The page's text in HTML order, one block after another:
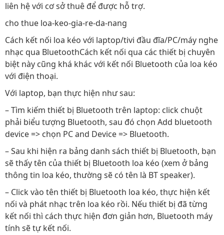
liên hệ với cơ sở thuê để được hỗ trợ.
cho thue loa-keo-gia-re-da-nang
Cách kết nối loa kéo với laptop/tivi đầu đĩa/PC/máy nghe
nhạc qua BluetoothCách kết nối qua các thiết bị chuyên
biệt này cũng khá khác với kết nối Bluetooth của loa kéo
với điện thoại.
Với laptop, bạn thực hiện như sau:
– Tìm kiếm thiết bị Bluetooth trên laptop: click chuột
phải biểu tượng Bluetooth, sau đó chọn Add bluetooth
device => chọn PC and Device => Bluetooth.
– Sau khi hiện ra bảng danh sách thiết bị Bluetooth, bạn
sẽ thấy tên của thiết bị Bluetooth loa kéo (xem ở bảng
thông tin loa kéo, thường sẽ có tên là BT speaker).
– Click vào tên thiết bị Bluetooth loa kéo, thực hiện kết
nối và phát nhạc trên loa kéo rồi. Nếu thiết bị đã từng
kết nối thì cách thực hiện đơn giản hơn, Bluetooth máy
tính sẽ tự kết nối.